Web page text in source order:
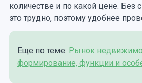
количестве и по какой цене. Без
это трудно, поэтому удобнее
Еще по теме: Рынок
формирование, функции и